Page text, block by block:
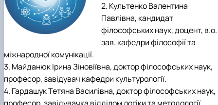
2. Культенко Валентина
Павлівна, кандидат
філософських наук, доцент, в.о.
зав. кафедри філософії та
міжнародної комунікації.
3. Майданюк Ірина Зіновіївна, доктор філософських наук,
професор, завідувач кафедри культурології.
4. Гардашук Тетяна Василівна, доктор філософських наук,